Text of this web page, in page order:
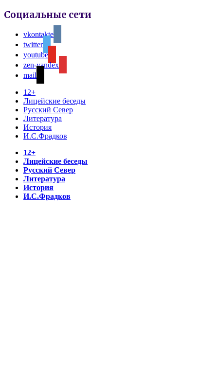
Социальные сети
vkontakte
twitter
youtube
zen-yandex
mail
12+
Лицейские беседы
Русский Север
Литература
История
И.С.Фрадков
12+
Лицейские беседы
Русский Север
Литература
История
И.С.Фрадков